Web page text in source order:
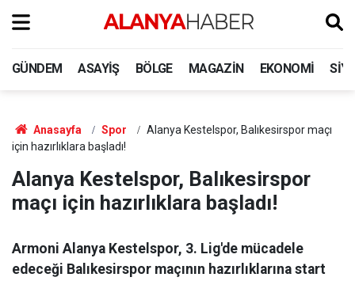
GÜNDEM ASAYIŞ BÖLGE MAGAZIN EKONOMI
Anasayfa Spor
Alanya Kestelspor, Balıkesirspor maçı
için hazırlıklara başladı!
Alanya Kestelspor, Balıkesirspor
maçı için hazırlıklara başladı!
Armoni Alanya Kestelspor, 3. Lig'de mücadele
edeceği Balıkesirspor maçının hazırlıklarına start